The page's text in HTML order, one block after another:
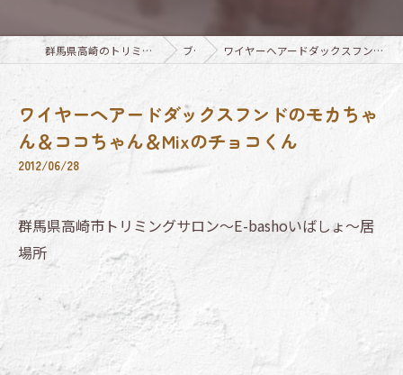
群馬県高崎のトリミングならTrimming Salon E-basho ブログ ワイヤーヘアードダックスフンドのモカちゃん＆ココちゃん＆Mixのチョコくん
ワイヤーヘアードダックスフンドのモカちゃ
ん＆ココちゃん＆Mixのチョコくん
2012/06/28
群馬県高崎市トリミングサロン～E-bashoいばしょ～居
場所